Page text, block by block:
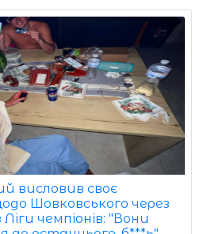
висловив своє
Шовковського через
чемпіонів: "Вони